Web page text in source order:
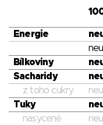
Energie
Bílkoviny
Sacharidy
z toho cukry
Tuky
nasycené